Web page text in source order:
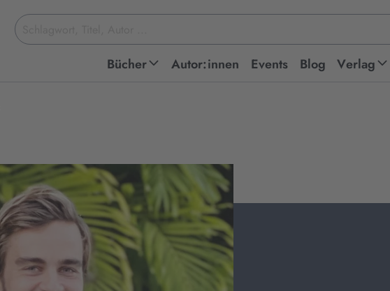
Suchbegriff
eingeben
Bücher Autor:innen Events Blog Verlag